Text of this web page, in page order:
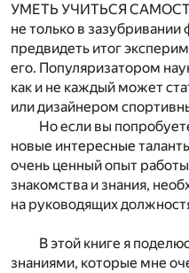
УМЕТЬ УЧИТЬСЯ
не только в
предвидеть итог
его. Популяризатором
как и не каждый может
или дизайнером
Но если вы
новые интересные
очень ценный опыт
знакомства и знания,
на руководящих
В этой книге я
знаниями, которые мне